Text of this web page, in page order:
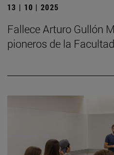
13 | 10 | 2025
Fallece Arturo Gullón
pioneros de la